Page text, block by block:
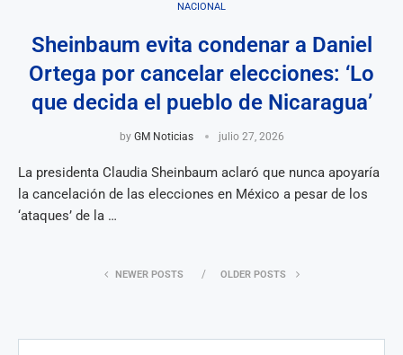
NACIONAL
Sheinbaum evita condenar a Daniel
Ortega por cancelar elecciones: ‘Lo
que decida el pueblo de Nicaragua’
by GM Noticias julio 27, 2026
La presidenta Claudia Sheinbaum aclaró que nunca apoyaría
la cancelación de las elecciones en México a pesar de los
‘ataques’ de la …
NEWER POSTS OLDER POSTS